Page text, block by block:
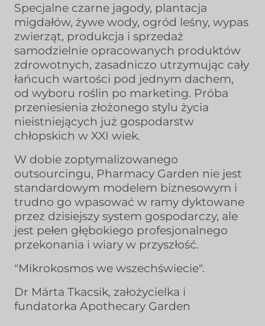
Specjalne czarne jagody, plantacja
migdałów, żywe wody, ogród leśny, wypas
zwierząt, produkcja i sprzedaż
samodzielnie opracowanych produktów
zdrowotnych, zasadniczo utrzymując cały
łańcuch wartości pod jednym dachem,
od wyboru roślin po marketing. Próba
przeniesienia złożonego stylu życia
nieistniejących już gospodarstw
chłopskich w XXI wiek.
W dobie zoptymalizowanego
outsourcingu, Pharmacy Garden nie jest
standardowym modelem biznesowym i
trudno go wpasować w ramy dyktowane
przez dzisiejszy system gospodarczy, ale
jest pełen głębokiego profesjonalnego
przekonania i wiary w przyszłość.
"Mikrokosmos we wszechświecie".
Dr Márta Tkacsik, założycielka i
fundatorka Apothecary Garden